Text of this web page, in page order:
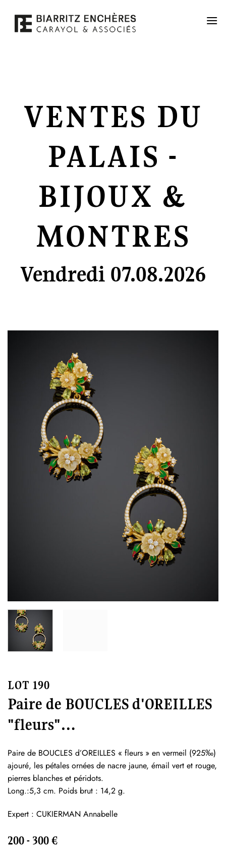
contenu
VENTES DU
PALAIS -
BIJOUX &
MONTRES
Vendredi 07.08.2026
LOT 190
Paire de BOUCLES d'OREILLES
"fleurs"…
Paire de BOUCLES d’OREILLES « fleurs » en vermeil (925‰)
ajouré, les pétales ornées de nacre jaune, émail vert et rouge,
pierres blanches et péridots.
Long.:5,3 cm. Poids brut : 14,2 g.
Expert : CUKIERMAN Annabelle
200 - 300 €